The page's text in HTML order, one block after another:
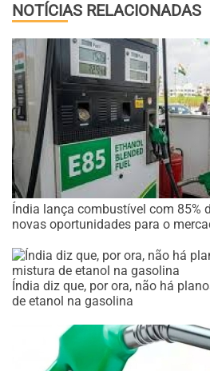
NOTÍCIAS RELACIONADAS
Índia lança combustível com 85%
novas oportunidades para o
Índia diz que, por ora, não há
de etanol na gasolina